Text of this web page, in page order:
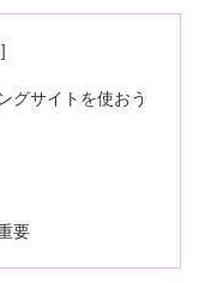
グサイトを使おう
要